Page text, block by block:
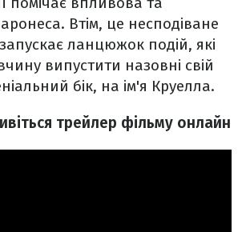
Втім, це несподіване
ланцюжок подій, які
випустити назовні свій
бік, на ім'я Круелла.
трейлер фільму онлайн